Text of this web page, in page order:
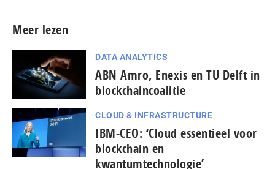
Meer lezen
DATA ANALYTICS
ABN Amro, Enexis en TU Delft in
blockchaincoalitie
CLOUD & INFRASTRUCTURE
IBM-CEO: ‘Cloud essentieel voor
blockchain en
kwantumtechnologie’